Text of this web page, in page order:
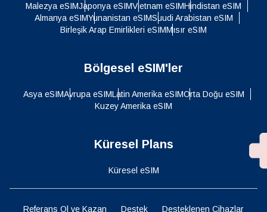
Malezya eSIMJaponya eSIMVietnam eSIMHindistan eSIM
Almanya eSIMYunanistan eSIMSuudi Arabistan eSIM
Birleşik Arap Emirlikleri eSIMMısır eSIM
Bölgesel eSIM'ler
Asya eSIMAvrupa eSIMLatin Amerika eSIMOrta Doğu eSIM
Kuzey Amerika eSIM
Küresel Plans
Küresel eSIM
Referans Ol ve Kazan Destek Desteklenen Cihazlar